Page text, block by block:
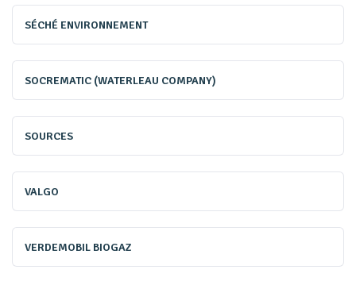
par temps sec pour les grandes stations. Elle impose aussi
la mise en place de plans de gestion visant en priorité à
éviter l'entrée des eaux pluviales dans les systèmes de
collecte. À cela s’ajoutent une responsabilité élargie des
producteurs concernant les micropolluants, un
(performances de traitement, suivi des substances, veille
épidémiologique, etc.), ainsi qu'un objectif d’accès
universel à l'assainissement à horizon 2029, accompagné
d'un droit à l'information renforcé pour les citoyens.
SÉCHÉ ENVIRONNEMENT
SOCREMATIC (WATERLEAU COMPANY)
SOURCES
VALGO
VERDEMOBIL BIOGAZ